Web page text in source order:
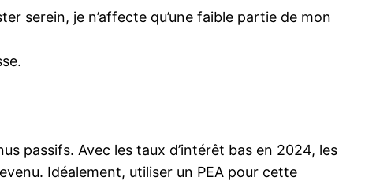
serein, je n’affecte qu’une faible partie de mon
passifs. Avec les taux d’intérêt bas en 2024, les
Idéalement, utiliser un PEA pour cette